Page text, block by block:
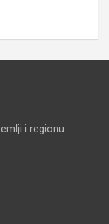
i regionu.